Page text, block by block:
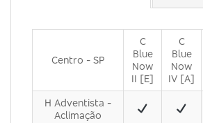
Centro - SP
C
Blue
Now
II [E]
C
Blue
Now
IV [A]
H Adventista -
Aclimação